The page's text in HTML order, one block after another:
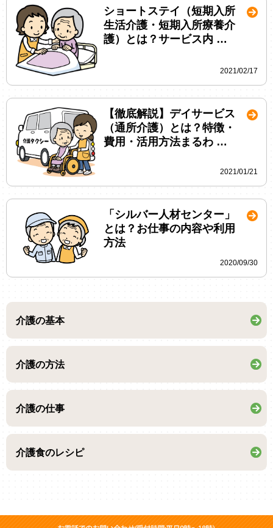
ショートステイ（短期入所
生活介護・短期入所療養介
護）とは？サービス内 …
2021/02/17
【徹底解説】デイサービス
（通所介護）とは？特徴・
費用・活用方法まるわ …
2021/01/21
「シルバー人材センター」
とは？お仕事の内容や利用
方法
2020/09/30
介護の基本
介護の方法
介護の仕事
介護食のレシピ